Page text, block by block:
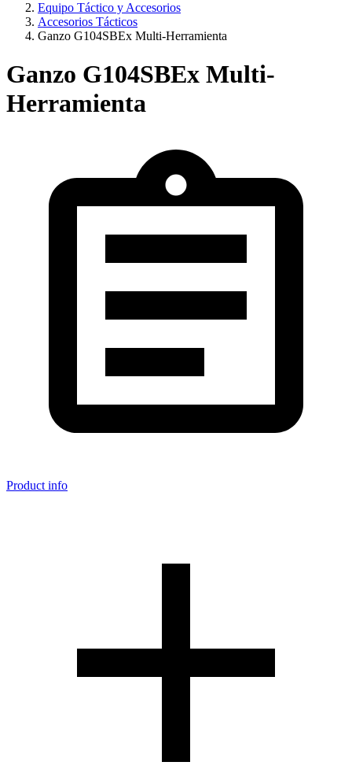
Equipo Táctico y Accesorios
Accesorios Tácticos
Ganzo G104SBEx Multi-Herramienta
Ganzo G104SBEx Multi-
Herramienta
Product info